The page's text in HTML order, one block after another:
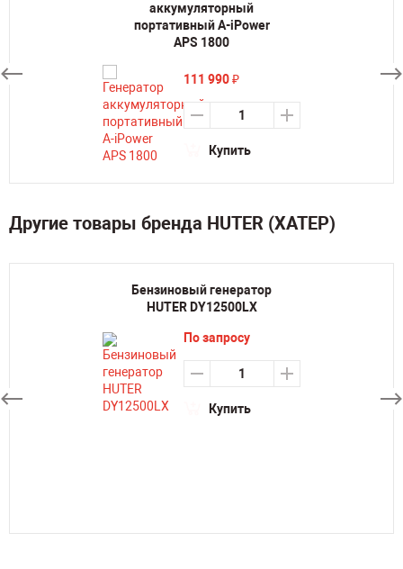
аккумуляторный
портативный A-iPower
APS 1800
111 990₽
Купить
Другие товары бренда HUTER (ХАТЕР)
Бензиновый генератор
HUTER DY12500LX
По запросу
Купить